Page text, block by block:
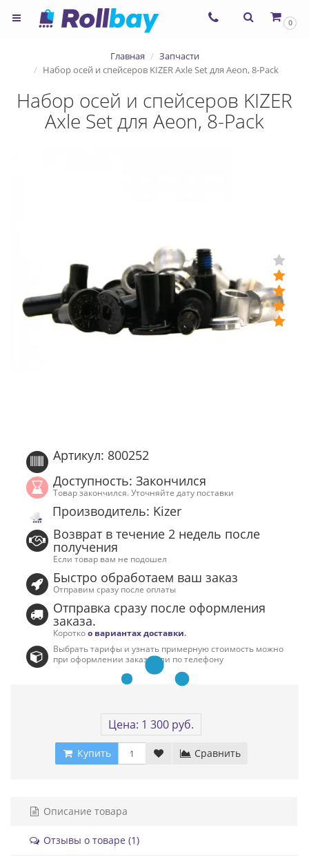
0
Главная
Запчасти
Набор осей и спейсеров KIZER Axle Set для Aeon, 8-Pack
Набор осей и спейсеров KIZER
Axle Set для Aeon, 8-Pack
Артикул: 800252
Доступность: Закончился
Товар закончился. Уточняйте дату поставки
Производитель: Kizer
Возврат в течение 2 недель после
получения
Если товар вам не подошел
Быстро обработаем ваш заказ
Отправим сразу после оплаты
Отправка сразу после оформления
заказа.
Короткоо вариантах доставки.
Выбрать тарифы и узнать примерную стоимость можно
при оформлении заказа или по телефону
Цена: 1 300 руб.
Купить Сравнить
Описание товара
Отзывы о товаре (1)